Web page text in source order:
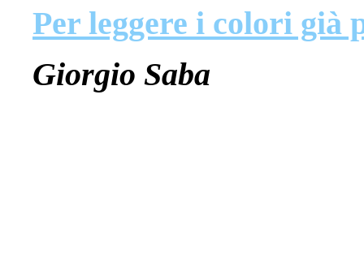
Per leggere i colori già
Giorgio Saba